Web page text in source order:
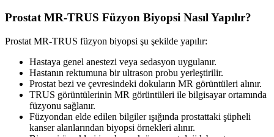
Prostat MR-TRUS Füzyon Biyopsi Nasıl Yapılır?
Prostat MR-TRUS füzyon biyopsi şu şekilde yapılır:
Hastaya genel anestezi veya sedasyon uygulanır.
Hastanın rektumuna bir ultrason probu yerleştirilir.
Prostat bezi ve çevresindeki dokuların MR görüntüleri alınır.
TRUS görüntülerinin MR görüntüleri ile bilgisayar ortamında
füzyonu sağlanır.
Füzyondan elde edilen bilgiler ışığında prostattaki şüpheli
kanser alanlarından biyopsi örnekleri alınır.